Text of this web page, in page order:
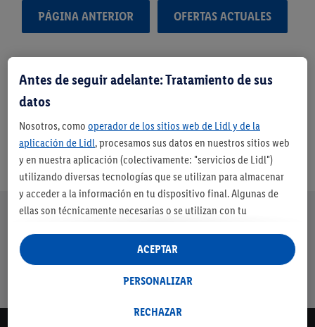
PÁGINA ANTERIOR OFERTAS ACTUALES
Nuestra promesa de Lidl
gratuitos a
partir de 79€
máximo 3 días
Antes de seguir adelante: Tratamiento de sus
datos
Nosotros, como operador de los sitios web de Lidl y de la
aplicación de Lidl, procesamos sus datos en nuestros sitios web
y en nuestra aplicación (colectivamente: "servicios de Lidl")
utilizando diversas tecnologías que se utilizan para almacenar
y acceder a la información en tu dispositivo final. Algunas de
ellas son técnicamente necesarias o se utilizan con tu
estadísticas o para publicidad personalizada dentro y fuera de
los servicios Lidl. Si participa en el programa Lidl Plus, los datos
de su comportamiento de compra en la tienda también se
Si da su consentimiento aquí con fines de publicidad
RECHAZAR
PERSONALIZAR
ACEPTAR